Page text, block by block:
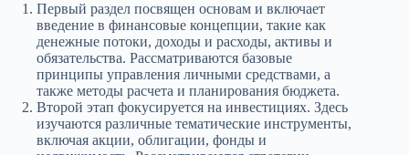
Первый раздел посвящен основам и включает
введение в финансовые концепции, такие как
денежные потоки, доходы и расходы, активы и
обязательства. Рассматриваются базовые
принципы управления личными средствами, а
также методы расчета и планирования бюджета.
Второй этап фокусируется на инвестициях. Здесь
изучаются различные тематические инструменты,
включая акции, облигации, фонды и